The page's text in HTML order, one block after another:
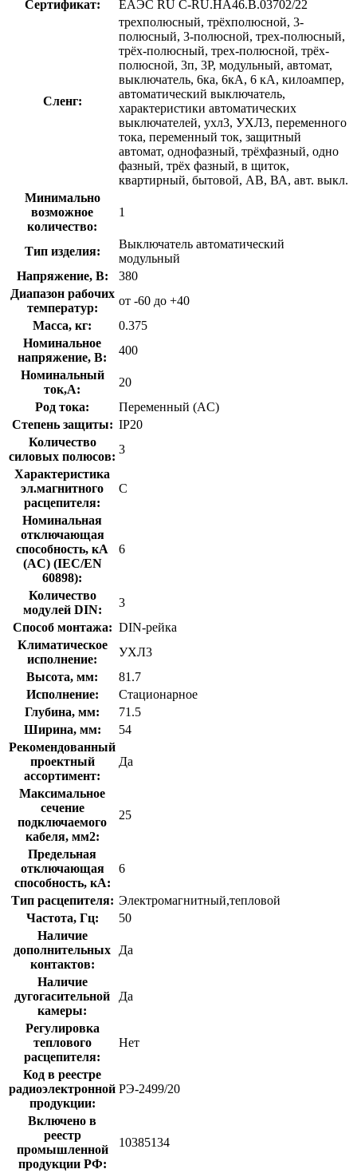
Сертификат: ЕАЭС RU С-RU.НА46.В.03702/22
Сленг:
трехполюсный, трёхполюсной, 3-
полюсный, 3-полюсной, трех-полюсный,
трёх-полюсный, трех-полюсной, трёх-
полюсной, 3п, 3P, модульный, автомат,
выключатель, 6ка, 6кА, 6 кА, килоампер,
автоматический выключатель,
характеристики автоматических
выключателей, ухл3, УХЛ3, переменного
тока, переменный ток, защитный
автомат, однофазный, трёхфазный, одно
фазный, трёх фазный, в щиток,
квартирный, бытовой, АВ, ВА, авт. выкл.
Минимально
возможное
количество:
1
Тип изделия:
Выключатель автоматический
модульный
Напряжение, В:
380
Диапазон рабочих
температур:
от -60 до +40
Масса, кг:
0.375
Номинальное
напряжение, В:
400
Номинальный
ток,А:
20
Род тока:
Переменный (AC)
Степень защиты: IP20
Количество
силовых полюсов:
3
Характеристика
эл.магнитного
расцепителя:
C
Номинальная
отключающая
способность, кA
(AC) (IEC/EN
60898):
6
Количество
модулей DIN:
3
Способ монтажа: DIN-рейка
Климатическое
исполнение:
УХЛ3
Высота, мм:
81.7
Исполнение:
Стационарное
Глубина, мм:
71.5
Ширина, мм:
54
Рекомендованный
проектный
ассортимент:
Да
Максимальное
сечение
подключаемого
кабеля, мм2:
25
Предельная
отключающая
способность, кA:
6
Тип расцепителя: Электромагнитный,тепловой
Частота, Гц:
50
Наличие
дополнительных
контактов:
Да
Наличие
дугогасительной
камеры:
Да
Регулировка
теплового
расцепителя:
Нет
Код в реестре
радиоэлектронной
продукции:
РЭ-2499/20
Включено в
реестр
промышленной
продукции РФ:
10385134